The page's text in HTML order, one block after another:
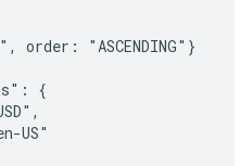
order: "ASCENDING"}
{
US"